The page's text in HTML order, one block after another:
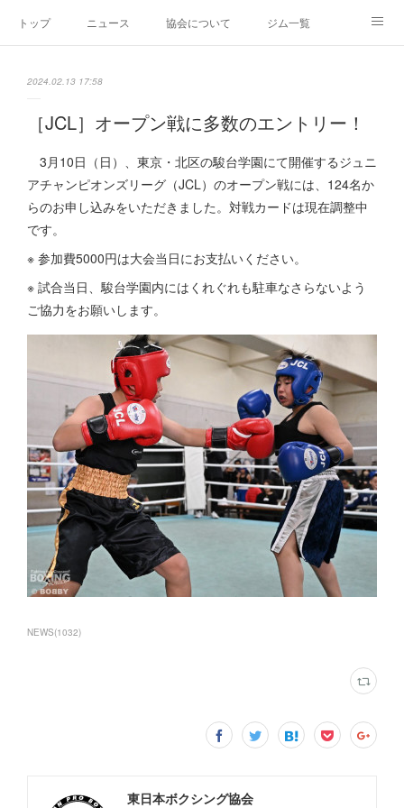
トップ ニュース 協会について ジム一覧
2024.02.13 17:58
［JCL］オープン戦に多数のエントリー！
3月10日（日）、東京・北区の駿台学園にて開催するジュニ
アチャンピオンズリーグ（JCL）のオープン戦には、124名か
らのお申し込みをいただきました。対戦カードは現在調整中
です。
※ 参加費5000円は大会当日にお支払いください。
※ 試合当日、駿台学園内にはくれぐれも駐車なさらないよう
ご協力をお願いします。
NEWS(1032)
東日本ボクシング協会